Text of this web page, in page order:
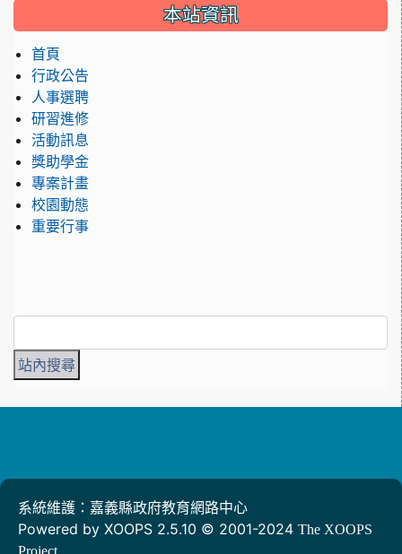
::: 本站資訊
首頁
行政公告
人事選聘
研習進修
活動訊息
獎助學金
專案計畫
校園動態
重要行事
系統維護：嘉義縣政府教育網路中心
Powered by XOOPS 2.5.10 © 2001-2024 The XOOPS
Project